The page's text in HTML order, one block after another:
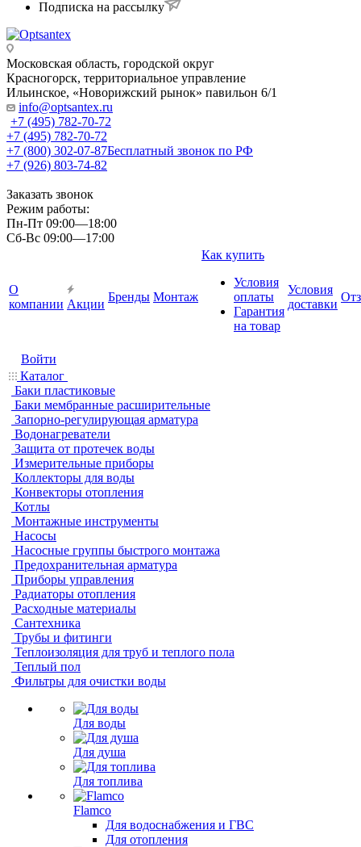
Подписка на рассылку
Московская область, городской округ
Красногорск, территориальное управление
Ильинское, «Новорижский рынок» павильон 6/1
info@optsantex.ru
+7 (495) 782-70-72
+7 (495) 782-70-72
+7 (800) 302-07-87Бесплатный звонок по РФ
+7 (926) 803-74-82
Заказать звонок
Режим работы:
Пн-Пт 09:00—18:00
Сб-Вс 09:00—17:00
О
компании Акции
Бренды Монтаж
Как купить
Условия
оплаты
Гарантия
на товар
Условия
доставки
Войти
Каталог
Баки пластиковые
Баки мембранные расширительные
Запорно-регулирующая арматура
Водонагреватели
Защита от протечек воды
Измерительные приборы
Коллекторы для воды
Конвекторы отопления
Котлы
Монтажные инструменты
Насосы
Насосные группы быстрого монтажа
Предохранительная арматура
Приборы управления
Радиаторы отопления
Расходные материалы
Сантехника
Трубы и фитинги
Теплоизоляция для труб и теплого пола
Теплый пол
Фильтры для очистки воды
Для воды
Для душа
Для топлива
Flamco
Для водоснабжения и ГВС
Для отопления